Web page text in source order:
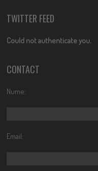
TWITTER FEED
Could not authenticate you.
CONTACT
Nume:
Email: